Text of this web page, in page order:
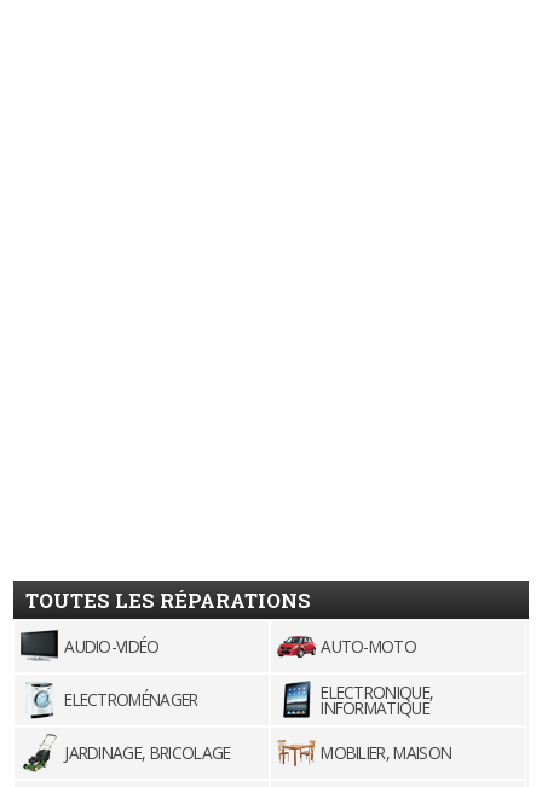
TOUTES LES RÉPARATIONS
AUDIO-VIDÉO AUTO-MOTO
ELECTROMÉNAGER ELECTRONIQUE,
INFORMATIQUE
JARDINAGE, BRICOLAGE
MOBILIER, MAISON